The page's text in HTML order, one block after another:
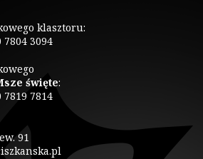
klasztoru:
7804 3094
święte:
7819 7814
91